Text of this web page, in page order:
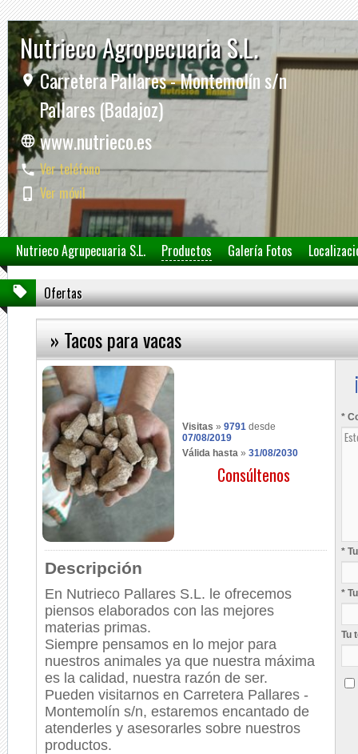
Nutrieco Agropecuaria S.L.
Carretera Pallares - Montemolín s/n
Pallares (Badajoz)
www.nutrieco.es
Ver teléfono
Ver móvil
Nutrieco Agrupecuaria S.L. Productos Galería Fotos
Ofertas
» Tacos para vacas
Visitas » 9791 desde
07/08/2019
Válida hasta » 31/08/2030
Consúltenos
Descripción
En Nutrieco Pallares S.L. le ofrecemos
piensos elaborados con las mejores
materias primas.
Siempre pensamos en lo mejor para
nuestros animales ya que nuestra máxima
es la calidad, nuestra razón de ser.
Pueden visitarnos en Carretera Pallares -
Montemolín s/n, estaremos encantado de
atenderles y asesorarles sobre nuestros
productos.
*
*
*
Tu